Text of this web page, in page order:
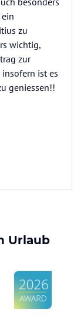
zu
wichtig,
zur
ist es
geniessen!!
Urlaub